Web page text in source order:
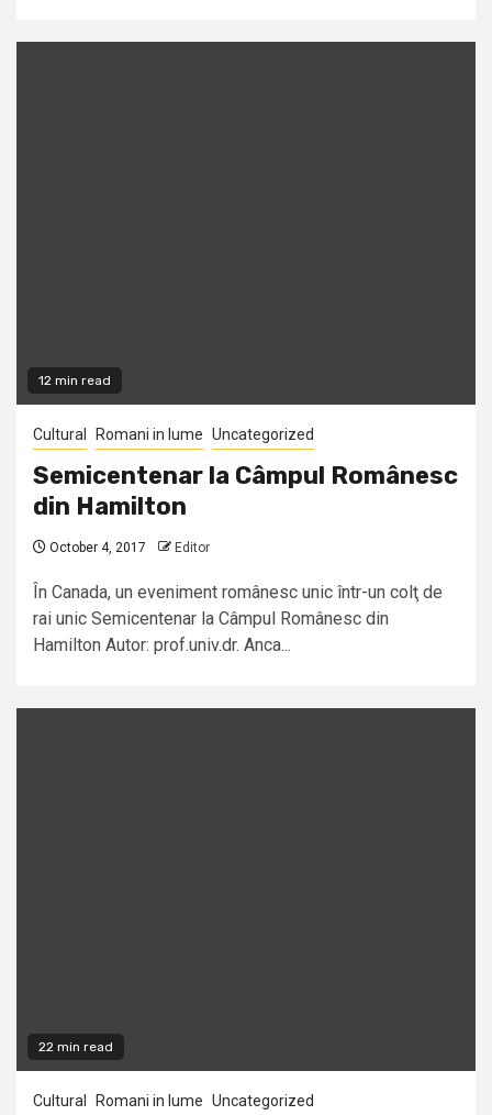
12 min read
Cultural Romani in lume Uncategorized
Semicentenar la Câmpul Românesc
din Hamilton
October 4, 2017 Editor
În Canada, un eveniment românesc unic într-un colţ de
rai unic Semicentenar la Câmpul Românesc din
Hamilton Autor: prof.univ.dr. Anca...
22 min read
Cultural Romani in lume Uncategorized